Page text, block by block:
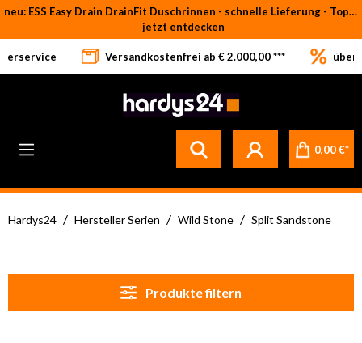
Zum Hauptinhalt springen
neu: ESS Easy Drain DrainFit Duschrinnen - schnelle Lieferung - Top-Preise
jetzt entdecken
Versandkostenfrei ab € 2.000,00 *** über
0,00 €*
Hardys24 / Hersteller Serien / Wild Stone / Split Sandstone
Produkte filtern